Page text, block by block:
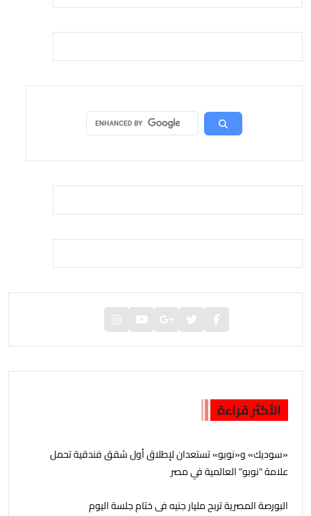
الأكثر قراءة
«سوديك» و«نوبو» تستعدان لإطلاق أول شقق فندقية تحمل
علامة "نوبو" العالمية في مصر
البورصة المصرية تربح مليار جنيه فى ختام جلسة اليوم